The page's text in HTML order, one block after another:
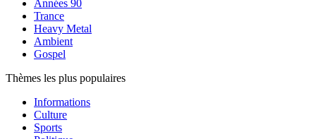
Années 90
Trance
Heavy Metal
Ambient
Gospel
Thèmes les plus populaires
Informations
Culture
Sports